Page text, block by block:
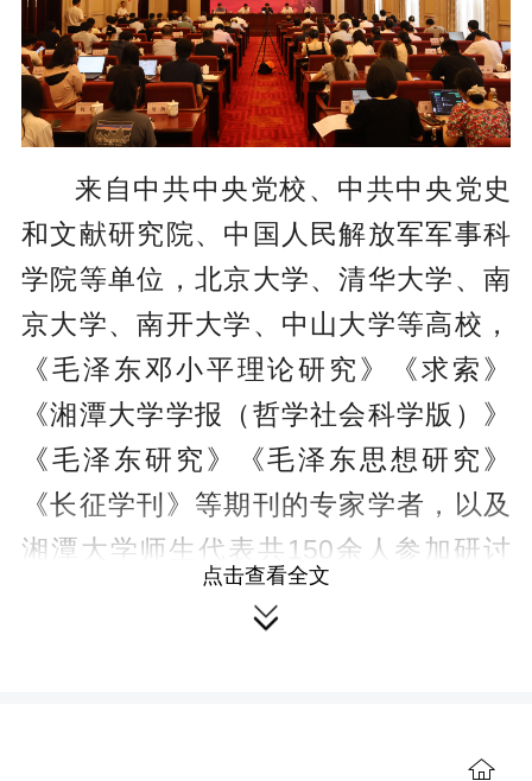
来自中共中央党校、中共中央党史
和文献研究院、中国人民解放军军事科
学院等单位，北京大学、清华大学、南
京大学、南开大学、中山大学等高校，
《毛泽东邓小平理论研究》《求索》
《湘潭大学学报（哲学社会科学版）》
《毛泽东研究》《毛泽东思想研究》
《长征学刊》等期刊的专家学者，以及
湘潭大学师生代表共150余人参加研讨
点击查看全文
